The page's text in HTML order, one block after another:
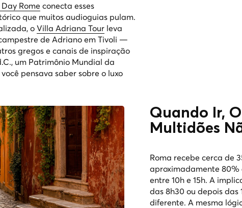
Rome conecta esses
que muitos audioguias pulam.
o Villa Adriana Tour leva
de Adriano em Tivoli —
gregos e canais de inspiração
um Patrimônio Mundial da
pensava saber sobre o luxo
Quando Ir,
Multidões
Roma recebe cerca de
aproximadamente 80%
entre 10h e 15h. A
das 8h30 ou depois das
diferente. A mesma